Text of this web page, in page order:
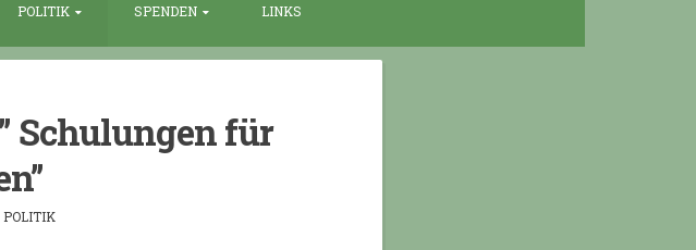
POLITIK SPENDEN LINKS
Schulungen für
POLITIK